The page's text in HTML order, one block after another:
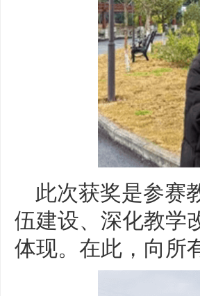
此次获奖是参赛
伍建设、深化教学
体现。在此，向所